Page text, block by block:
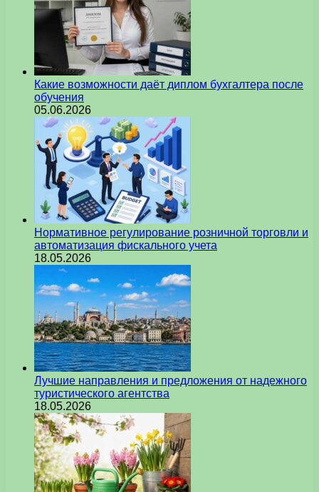
Какие возможности даёт диплом бухгалтера после
обучения
05.06.2026
Нормативное регулирование розничной торговли и
автоматизация фискального учета
18.05.2026
Лучшие направления и предложения от надежного
туристического агентства
18.05.2026